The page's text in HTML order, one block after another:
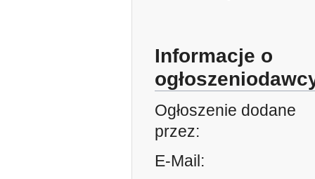
Informacje o
Ogłoszenie dodane
przez:
E-Mail: